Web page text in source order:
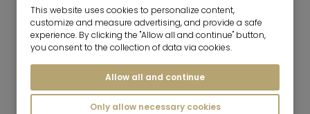
入居を許可するテナントは誰が決めるのですか？
Mr.Lodgeを通してアパートを賃貸する場合、貸主
としていくらかかりますか？
This website uses cookies to personalize content,
customize and measure advertising, and provide a safe
experience. By clicking the "Allow all and continue" button,
you consent to the collection of data via cookies.
Allow all and continue
Only allow necessary cookies